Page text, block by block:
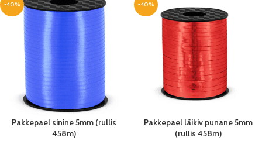
-40%
Pakkepael sinine 5mm (rullis
458m)
-40%
Pakkepael läikiv punane 5mm
(rullis 458m)